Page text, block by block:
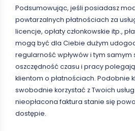
Podsumowując, jeśli posiadasz
powtarzalnych płatnościach za
licencje, opłaty członkowskie itp.,
mogą być dla Ciebie dużym
regularność wpływów i tym
oszczędność czasu i pracy
klientom o płatnościach. Podobnie
swobodnie korzystać z Twoich
nieopłacona faktura stanie się
dostępie.